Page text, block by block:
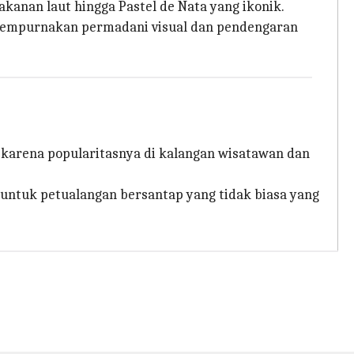
laut hingga Pastel de Nata yang ikonik.
permadani visual dan pendengaran
popularitasnya di kalangan wisatawan dan
petualangan bersantap yang tidak biasa yang